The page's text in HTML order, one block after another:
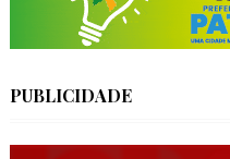
PUBLICIDADE